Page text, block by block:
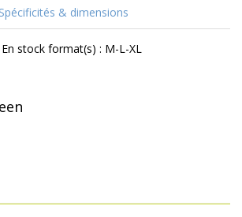
Spécificités & dimensions
stock format(s) : M-L-XL